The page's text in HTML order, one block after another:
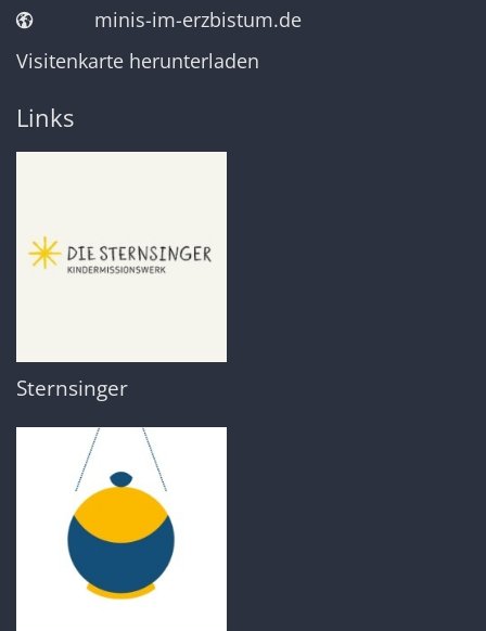
minis-im-erzbistum.de
Visitenkarte herunterladen
Links
Sternsinger